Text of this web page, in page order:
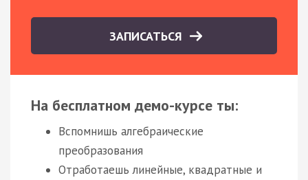
ЗАПИСАТЬСЯ
На бесплатном демо-курсе ты:
Вспомнишь алгебраические
преобразования
Отработаешь линейные, квадратные и